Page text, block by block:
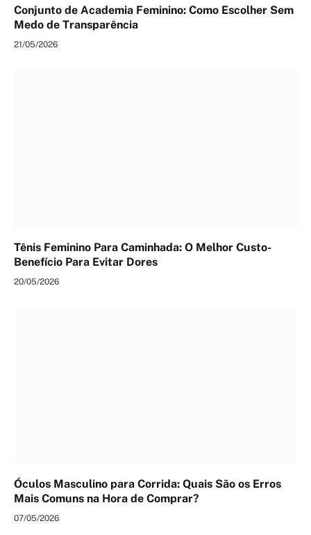
Conjunto de Academia Feminino: Como Escolher Sem
Medo de Transparência
21/05/2026
Tênis Feminino Para Caminhada: O Melhor Custo-
Benefício Para Evitar Dores
20/05/2026
Óculos Masculino para Corrida: Quais São os Erros
Mais Comuns na Hora de Comprar?
07/05/2026